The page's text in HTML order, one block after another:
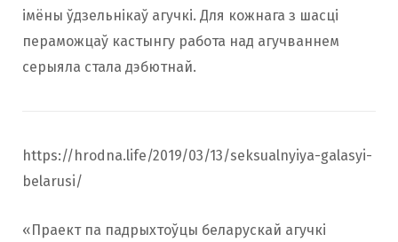
імёны ўдзельнікаў агучкі. Для кожнага з шасці
пераможцаў кастынгу работа над агучваннем
серыяла стала дэбютнай.
https://hrodna.life/2019/03/13/seksualnyiya-galasyi-
belarusi/
«Праект па падрыхтоўцы беларускай агучкі